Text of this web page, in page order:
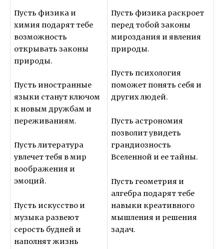
Пусть физика и
химия подарят тебе
возможность
открывать законы
природы.
Пусть иностранные
языки станут ключом
к новым дружбам и
переживаниям.
Пусть литература
увлечет тебя в мир
воображения и
эмоций.
Пусть искусство и
музыка развеют
серость будней и
наполнят жизнь
Пусть физика раскроет
перед тобой законы
мироздания и явления
природы.
Пусть психология
поможет понять себя и
других людей.
Пусть астрономия
позволит увидеть
грандиозность
Вселенной и ее тайны.
Пусть геометрия и
алгебра подарят тебе
навыки креативного
мышления и решения
задач.